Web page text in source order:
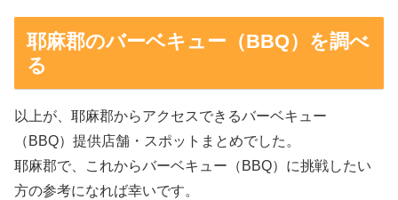
耶麻郡のバーベキュー（BBQ）を調べ
る
以上が、耶麻郡からアクセスできるバーベキュー
（BBQ）提供店舗・スポットまとめでした。
耶麻郡で、これからバーベキュー（BBQ）に挑戦したい
方の参考になれば幸いです。